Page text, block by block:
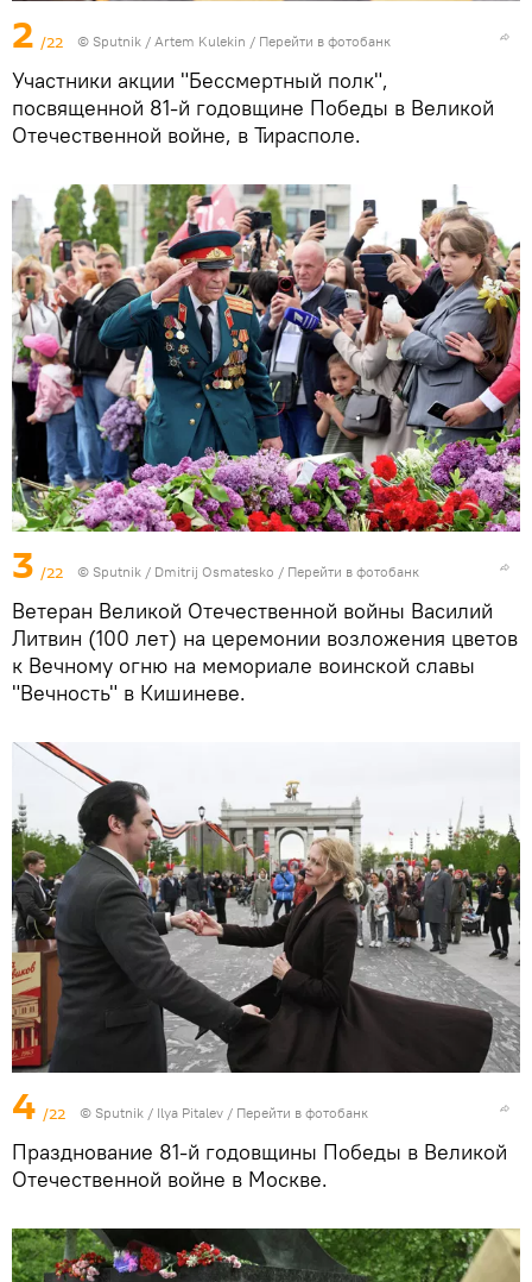
2 /22 © Sputnik / Artem Kulekin / Перейти в фотобанк
Участники акции "Бессмертный полк",
посвященной 81-й годовщине Победы в Великой
Отечественной войне, в Тирасполе.
3 /22 © Sputnik / Dmitrij Osmatesko / Перейти в фотобанк
Ветеран Великой Отечественной войны Василий
Литвин (100 лет) на церемонии возложения цветов
к Вечному огню на мемориале воинской славы
"Вечность" в Кишиневе.
4 /22 © Sputnik / Ilya Pitalev / Перейти в фотобанк
Празднование 81-й годовщины Победы в Великой
Отечественной войне в Москве.